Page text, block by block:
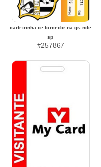
carteirinha de torcedor na grande
sp
#257867